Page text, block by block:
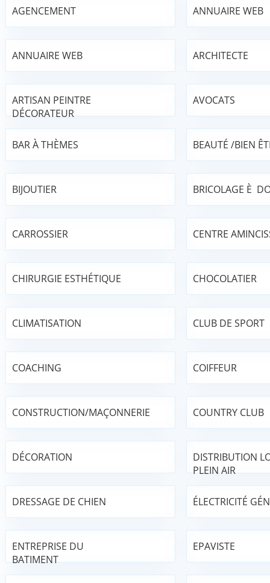
AGENCEMENT ANNUAIRE WEB
ANNUAIRE WEB ARCHITECTE
ARTISAN PEINTRE
DÉCORATEUR
AVOCATS
BAR À THÈMES BEAUTÉ /BIEN
BIJOUTIER BRICOLAGE È
CARROSSIER CENTRE
CHIRURGIE ESTHÉTIQUE CHOCOLATIER
CLIMATISATION CLUB DE SPORT
COACHING COIFFEUR
CONSTRUCTION/MAÇONNERIE COUNTRY CLUB
DÉCORATION
DISTRIBUTION
PLEIN AIR
DRESSAGE DE CHIEN ÉLECTRICITÉ
ENTREPRISE DU
BATIMENT
EPAVISTE